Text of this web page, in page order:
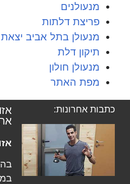
מנעולנים
פריצת דלתות
מנעולן בתל אביב יצאת
תיקון דלת
מנעולן חולון
מפת האתר
כתבות אחרונות: